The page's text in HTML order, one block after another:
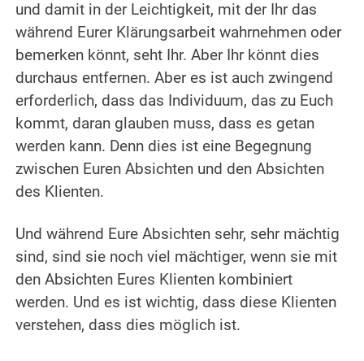
und damit in der Leichtigkeit, mit der Ihr das
während Eurer Klärungsarbeit wahrnehmen oder
bemerken könnt, seht Ihr. Aber Ihr könnt dies
durchaus entfernen. Aber es ist auch zwingend
erforderlich, dass das Individuum, das zu Euch
kommt, daran glauben muss, dass es getan
werden kann. Denn dies ist eine Begegnung
zwischen Euren Absichten und den Absichten
des Klienten.
Und während Eure Absichten sehr, sehr mächtig
sind, sind sie noch viel mächtiger, wenn sie mit
den Absichten Eures Klienten kombiniert
werden. Und es ist wichtig, dass diese Klienten
verstehen, dass dies möglich ist.